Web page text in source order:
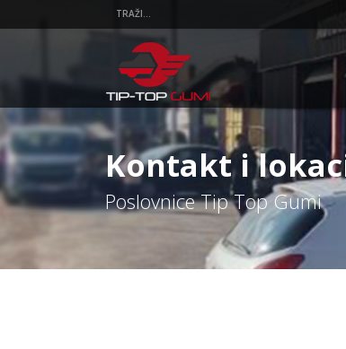
Kontakt i
Poslovnice Tip Top Gumi